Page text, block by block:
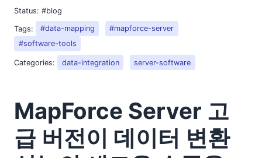
2010
2009
2008
2007
Status: #blog
Tags:
#data-mapping
#mapforce-server
#software-tools
Categories: data-integration server-software
MapForce Server 고
급 버전이 데이터 변환